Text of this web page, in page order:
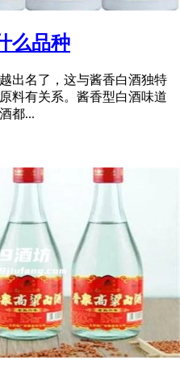
么品种
出名了，这与酱香白酒独特
料有关系。酱香型白酒味道
都...